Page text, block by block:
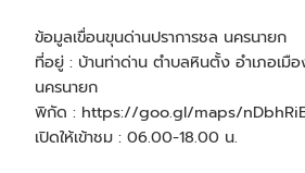
ข้อมูลเขื่อนขุนด่านปราการชล นครนายก
ที่อยู่ : บ้านท่าด่าน ตำบลหินตั้ง อำเภอเมื
นครนายก
พิกัด : https://goo.gl/maps/
เปิดให้เข้าชม : 06.00-18.00 น.